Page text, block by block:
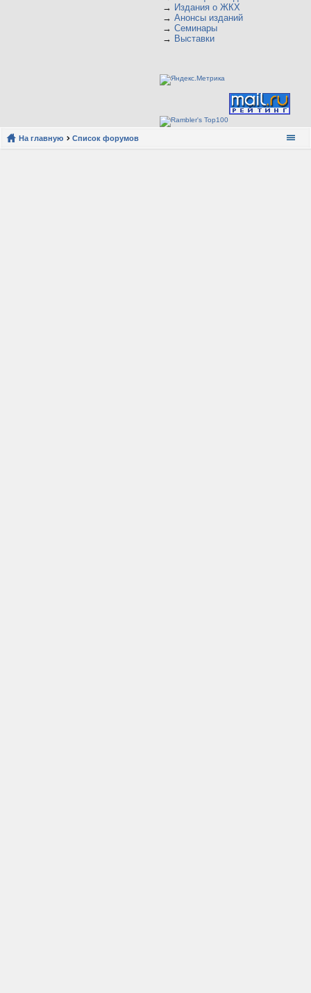
→ Издания о ЖКХ
→ Анонсы изданий
→ Семинары
→ Выставки
На главную Список форумов